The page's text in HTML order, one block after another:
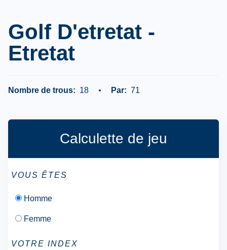
Golf D'etretat -
Etretat
Nombre de trous: 18 Par: 71
Calculette de jeu
VOUS ÊTES
Homme
Femme
VOTRE INDEX